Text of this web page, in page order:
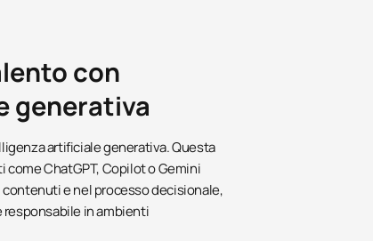
con
generativa
artificiale generativa. Questa
ChatGPT, Copilot o Gemini
e nel processo decisionale,
in ambienti